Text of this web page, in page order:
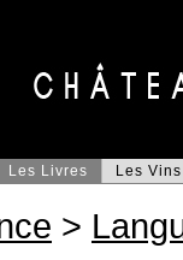
Les Livres Les Vins
>